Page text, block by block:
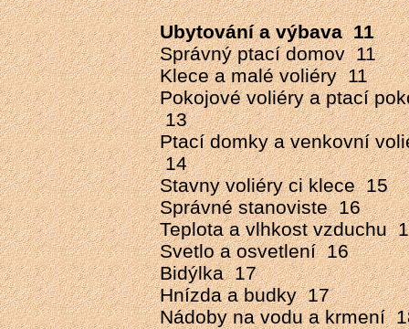
Ubytování a výbava 11
Správný ptací domov 11
Klece a malé voliéry 11
Pokojové voliéry a ptací
13
Ptací domky a venkovní
14
Stavny voliéry ci klece 15
Správné stanoviste 16
Teplota a vlhkost vzduchu
Svetlo a osvetlení 16
Bidýlka 17
Hnízda a budky 17
Nádoby na vodu a krmení